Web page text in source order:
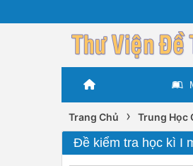
Trang Chủ › Trung Học
Đề kiểm tra học kì I